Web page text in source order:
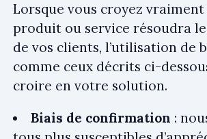
Lorsque vous croyez
produit ou service résoudra
de vos clients, l’utilisation de
comme ceux décrits ci-
croire en votre solution.
Biais de confirmation :